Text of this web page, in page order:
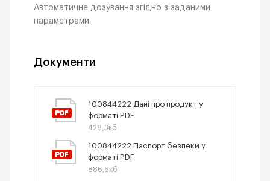
Автоматичне дозування згідно з заданими
параметрами.
Документи
100844222 Дані про продукт у
форматі PDF
428,3кб
100844222 Паспорт безпеки у
форматі PDF
886,6кб